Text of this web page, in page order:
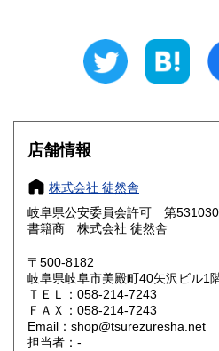
300円
大阪府
奈良県
鳥取県 300円
岡山県
山口県 300円
香川県
店舗情報
株式会社 徒然舎
岐阜県公安委員会許可 第
書籍商 株式会社 徒然舎
〒500-8182
岐阜県岐阜市美殿町40矢沢ビル
ＴＥＬ：058-214-7243
ＦＡＸ：058-214-7243
Email：shop@tsurezuresha.net
担当者：-